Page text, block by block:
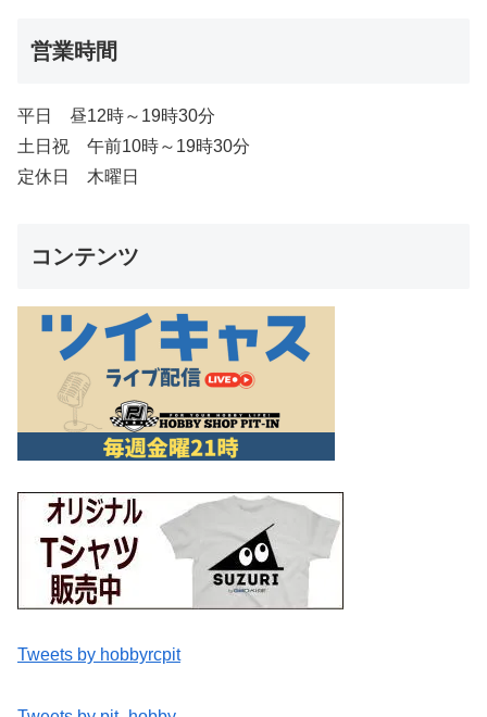
営業時間
平日 昼12時～19時30分
土日祝 午前10時～19時30分
定休日 木曜日
コンテンツ
Tweets by hobbyrcpit